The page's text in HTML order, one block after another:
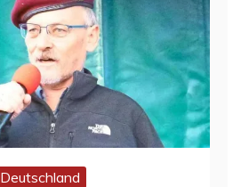
Deutschland